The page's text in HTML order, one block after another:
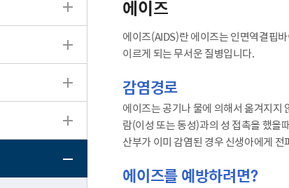
에이즈
에이즈(AIDS)란 에이즈는 인면역결핍
이르게 되는 무서운 질병입니다.
감염경로
에이즈는 공기나 물에 의해서 옮겨지지
람(이성 또는 동성)과의 성 접촉을 했을
산부가 이미 감염된 경우 신생아에게 전
에이즈를 예방하려면?